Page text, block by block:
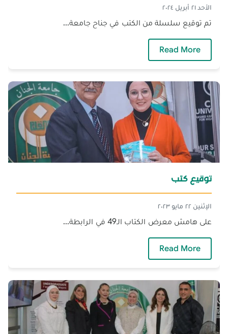
الأحد ٢١ أبريل ٢٠٢٤
تم توقيع سلسلة من الكتب في جناح جامعة...
Read More
توقيع كتب
الإثنين ٢٢ مايو ٢٠٢٣
على هامش معرض الكتاب الـ49 في الرابطة...
Read More